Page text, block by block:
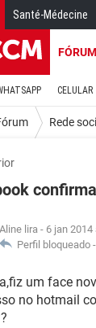
Santé-Médecine
FÓRUM
CELULAR
Rede
Aline lira - 6 jan 2014
Perfil bloqueado -
um face
no hotmail